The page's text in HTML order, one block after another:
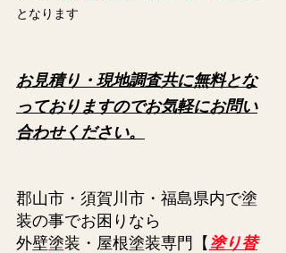
となります
お見積り・現地調査共に無料とな
っておりますのでお気軽にお問い
合わせください。
郡山市・須賀川市・福島県内で塗
装の事でお困りなら
外壁塗装・屋根塗装専門【塗り替